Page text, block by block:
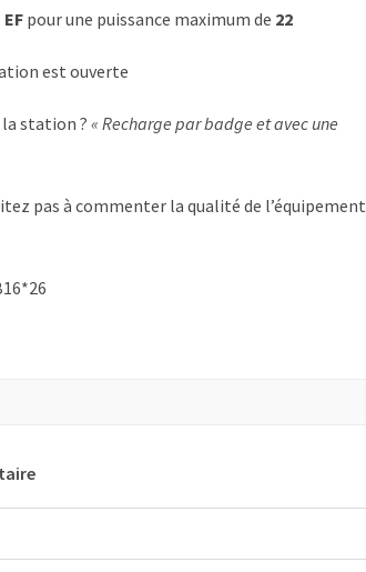
EFpour une puissance maximum de 22
est ouverte
station ? « Recharge par badge et avec une
pas à commenter la qualité de l’équipement